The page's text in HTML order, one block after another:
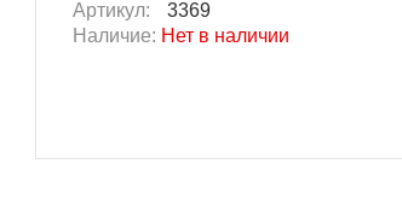
Артикул:
3369
Наличие: Нет в наличии